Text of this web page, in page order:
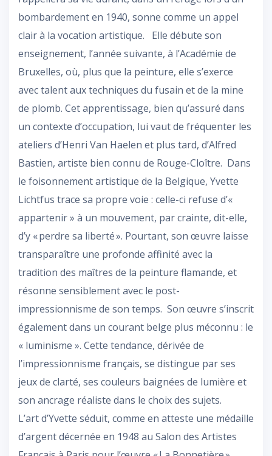
bombardement en 1940, sonne comme un appel
clair à la vocation artistique. Elle débute son
enseignement, l’année suivante, à l’Académie de
Bruxelles, où, plus que la peinture, elle s’exerce
avec talent aux techniques du fusain et de la mine
de plomb. Cet apprentissage, bien qu’assuré dans
un contexte d’occupation, lui vaut de fréquenter les
ateliers d’Henri Van Haelen et plus tard, d’Alfred
Bastien, artiste bien connu de Rouge-Cloître. Dans
le foisonnement artistique de la Belgique, Yvette
Lichtfus trace sa propre voie : celle-ci refuse d’«
appartenir » à un mouvement, par crainte, dit-elle,
d’y « perdre sa liberté ». Pourtant, son œuvre laisse
transparaître une profonde affinité avec la
tradition des maîtres de la peinture flamande, et
résonne sensiblement avec le post-
impressionnisme de son temps. Son œuvre s’inscrit
également dans un courant belge plus méconnu : le
« luminisme ». Cette tendance, dérivée de
l’impressionnisme français, se distingue par ses
jeux de clarté, ses couleurs baignées de lumière et
son ancrage réaliste dans le choix des sujets.
L’art d’Yvette séduit, comme en atteste une médaille
d’argent décernée en 1948 au Salon des Artistes